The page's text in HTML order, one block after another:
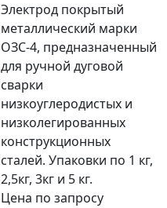
Электрод покрытый
металлический марки
ОЗС-4, предназначенный
для ручной дуговой
сварки
низкоуглеродистых и
низколегированных
конструкционных
сталей. Упаковки по 1 кг,
2,5кг, 3кг и 5 кг.
Цена по запросу